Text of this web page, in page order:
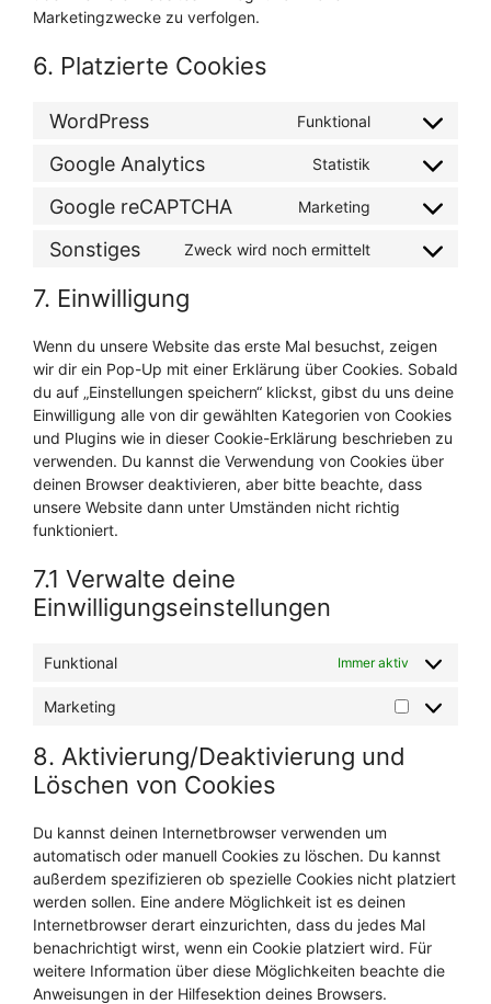
Marketingzwecke zu verfolgen.
6. Platzierte Cookies
WordPress Funktional
Google Analytics Statistik
Google reCAPTCHA Marketing
Sonstiges Zweck wird noch ermittelt
7. Einwilligung
Wenn du unsere Website das erste Mal besuchst, zeigen
wir dir ein Pop-Up mit einer Erklärung über Cookies. Sobald
du auf „Einstellungen speichern“ klickst, gibst du uns deine
Einwilligung alle von dir gewählten Kategorien von Cookies
und Plugins wie in dieser Cookie-Erklärung beschrieben zu
verwenden. Du kannst die Verwendung von Cookies über
deinen Browser deaktivieren, aber bitte beachte, dass
unsere Website dann unter Umständen nicht richtig
funktioniert.
7.1 Verwalte deine
Einwilligungseinstellungen
Funktional Immer aktiv
Marketing
8. Aktivierung/Deaktivierung und
Löschen von Cookies
Du kannst deinen Internetbrowser verwenden um
automatisch oder manuell Cookies zu löschen. Du kannst
außerdem spezifizieren ob spezielle Cookies nicht platziert
werden sollen. Eine andere Möglichkeit ist es deinen
Internetbrowser derart einzurichten, dass du jedes Mal
benachrichtigt wirst, wenn ein Cookie platziert wird. Für
weitere Information über diese Möglichkeiten beachte die
Anweisungen in der Hilfesektion deines Browsers.